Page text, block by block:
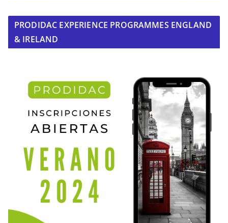
PRODIDAC EXPERIENCE PROGRAMMES ENGLAND
& IRELAND